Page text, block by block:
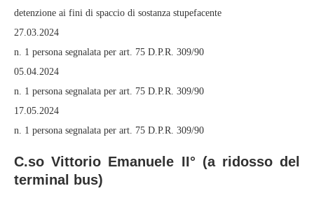
detenzione ai fini di spaccio di sostanza stupefacente
27.03.2024
n. 1 persona segnalata per art. 75 D.P.R. 309/90
05.04.2024
n. 1 persona segnalata per art. 75 D.P.R. 309/90
17.05.2024
n. 1 persona segnalata per art. 75 D.P.R. 309/90
C.so Vittorio Emanuele II° (a ridosso del
terminal bus)